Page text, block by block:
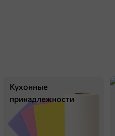
Кухонные
принадлежности